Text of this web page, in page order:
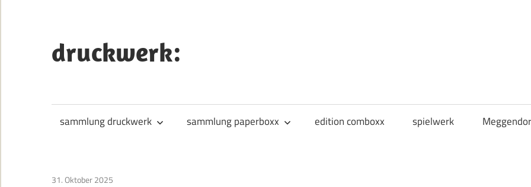
springen
druckwerk:
sammlung druckwerk sammlung paperboxx edition comboxx spielwerk
31. Oktober 2025